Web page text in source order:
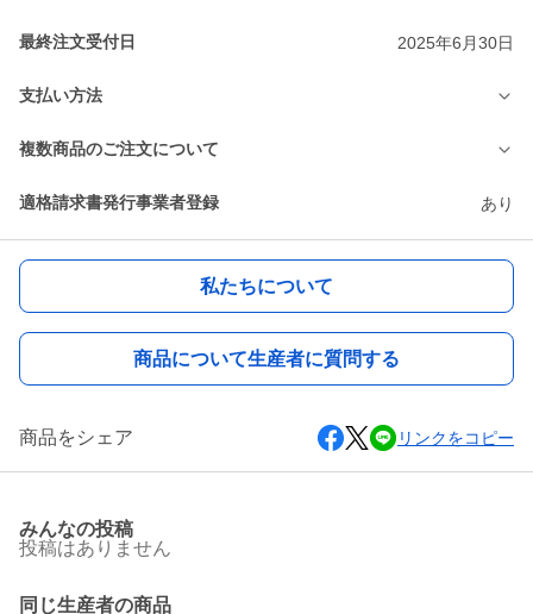
最終注文受付日 2025年6月30日
支払い方法
複数商品のご注文について
適格請求書発行事業者登録 あり
私たちについて
商品について生産者に質問する
商品をシェア リンクをコピー
みんなの投稿
投稿はありません
同じ生産者の商品